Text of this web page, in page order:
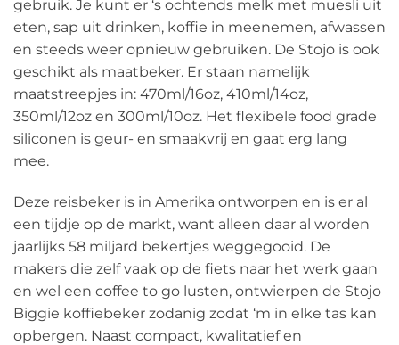
gebruik. Je kunt er ‘s ochtends melk met muesli uit
eten, sap uit drinken, koffie in meenemen, afwassen
en steeds weer opnieuw gebruiken. De Stojo is ook
geschikt als maatbeker. Er staan namelijk
maatstreepjes in: 470ml/16oz, 410ml/14oz,
350ml/12oz en 300ml/10oz. Het flexibele food grade
siliconen is geur- en smaakvrij en gaat erg lang
mee.
Deze reisbeker is in Amerika ontworpen en is er al
een tijdje op de markt, want alleen daar al worden
jaarlijks 58 miljard bekertjes weggegooid. De
makers die zelf vaak op de fiets naar het werk gaan
en wel een coffee to go lusten, ontwierpen de Stojo
Biggie koffiebeker zodanig zodat ‘m in elke tas kan
opbergen. Naast compact, kwalitatief en